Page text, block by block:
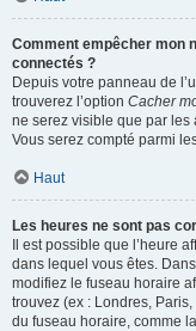
Comment empêcher mon
connectés ?
Depuis votre panneau de
trouverez l’option Cacher
ne serez visible que par les
Vous serez compté parmi
Haut
Les heures ne sont pas
Il est possible que l’heure
dans lequel vous êtes.
modifiez le fuseau horaire
trouvez (ex : Londres,
du fuseau horaire, comme